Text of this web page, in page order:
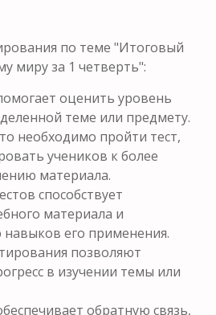
по теме "Итоговый
миру за 1 четверть":
оценить уровень
теме или предмету.
необходимо пройти тест,
учеников к более
материала.
способствует
материала и
его применения.
позволяют
в изучении темы или
обратную связь,